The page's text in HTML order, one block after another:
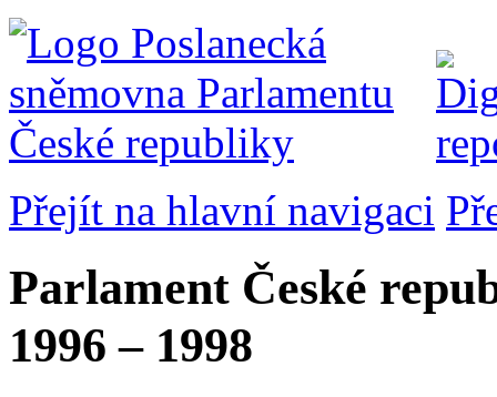
Přejít na hlavní navigaci
Parlament České
1996 – 1998